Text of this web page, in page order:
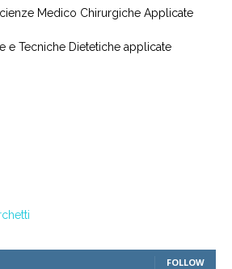
Medico Chirurgiche Applicate
e Tecniche Dietetiche applicate
FOLLOW